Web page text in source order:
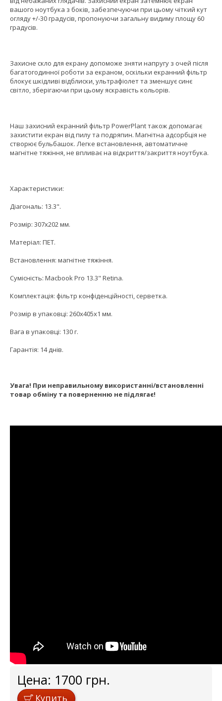
вашого ноутбука з боків, забезпечуючи при цьому чіткий кут
огляду +/-30 градусів, пропонуючи загальну видиму площу 60
градусів.
Захисне скло для екрану допоможе зняти напругу з очей після
багатогодинної роботи за екраном, оскільки екранний фільтр
блокує шкідливі відблиски, ультрафіолет та зменшує синє
світло, зберігаючи при цьому яскравість кольорів.
Наш захисний екранний фільтр PowerPlant також допомагає
захистити екран від пилу та подряпин. Магнітна адсорбція не
створює бульбашок. Легке встановлення, автоматичне
магнітне тяжіння, не впливає на відкриття/закриття ноутбука.
Характеристики:
Діагональ: 13.3".
Розмір: 307х202 мм.
Матеріал: ПЕТ.
Встановлення: магнітне тяжіння.
Сумісність: Macbook Pro 13.3" Retina.
Комплектація: фільтр конфіденційності, серветка.
Розмір в упаковці: 260x405x1 мм.
Вага в упаковці: 130 г.
Гарантія: 14 днів.
Увага! При неправильному використанні/встановленні
товар обміну та поверненню не підлягає!
Цена: 1700 грн.
Купить